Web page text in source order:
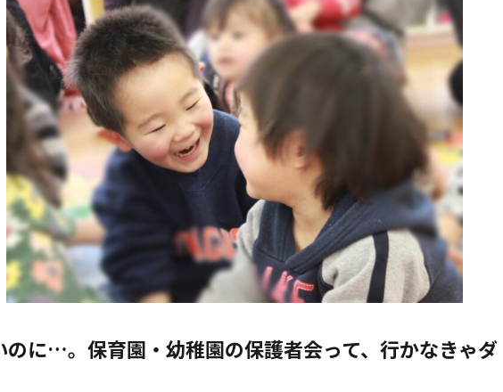
のに…。保育園・幼稚園の保護者会って、行かなきゃダ